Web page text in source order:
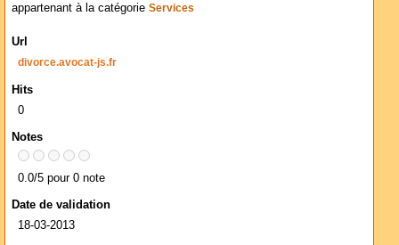
appartenant à la catégorie Services
Url
divorce.avocat-js.fr
Hits
0
Notes
0.0/5 pour 0 note
Date de validation
18-03-2013